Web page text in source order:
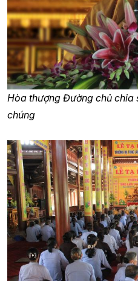
Hòa thượng Đường chủ chia
chúng